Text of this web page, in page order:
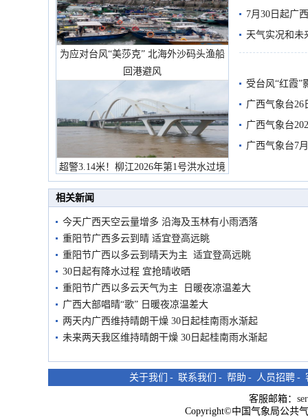
为应对台风“美莎克” 北海外沙码头渔船
回港避风
超警3.14米！柳江2026年第1号洪水过境
市民在堤岸见证汛况
7月30日起广
天气实况和未
受台风“红霞”
有较强降雨
广西气象台26
广西气象台
预警
广西气象台7
相关新闻
今天广西天空云量增多 沿海及玉林有小雨洒落
重阳节广西多云到晴 适宜登高远眺
重阳节广西以多云到晴天为主 适宜登高远眺
30日起有降水过程 宜抢晴收晒
重阳节广西以多云天气为主 日暖夜凉温差大
广西大部唱晴“歌” 日暖夜凉温差大
两天内广西维持晴朗干燥 30日起桂南雨水渐起
未来两天我区维持晴朗干燥 30日起桂南雨水渐起
关于我们 - 联系我们 - 帮助 - 人员招聘 -
客服邮箱：
Copyright©中国气象局公共